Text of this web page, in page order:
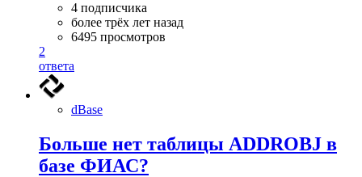
4 подписчика
более трёх лет назад
6495 просмотров
2
ответа
dBase
Больше нет таблицы ADDROBJ в
базе ФИАС?